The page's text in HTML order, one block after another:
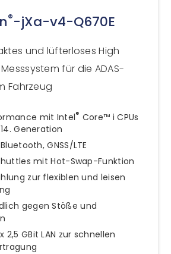
®-jXa-v4-Q670E
und lüfterloses High
für die ADAS-
Fahrzeug
mit Intel® Core™ i CPUs
Generation
GNSS/LTE
mit Hot-Swap-Funktion
zur flexiblen und leisen
gegen Stöße und
2,5 GBit LAN zur schnellen